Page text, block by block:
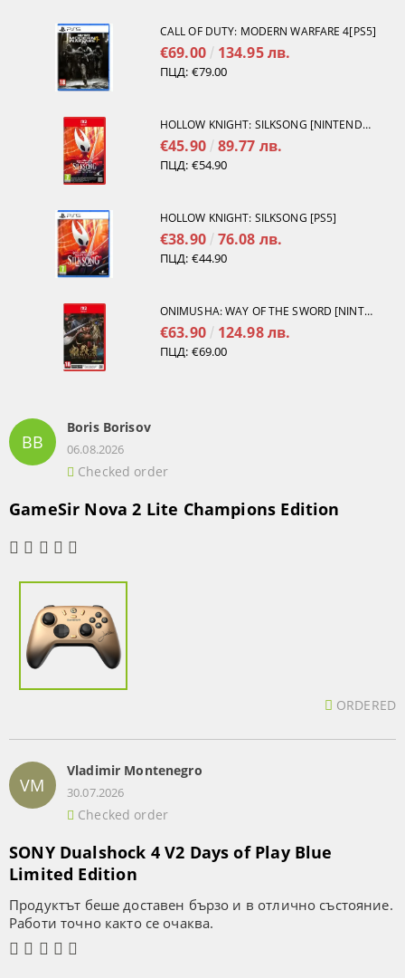
CALL OF DUTY: MODERN WARFARE 4[PS5]
€69.00 134.95 лв.
ПЦД: €79.00
HOLLOW KNIGHT: SILKSONG [NINTENDO SWITCH 2]
€45.90 89.77 лв.
ПЦД: €54.90
HOLLOW KNIGHT: SILKSONG [PS5]
€38.90 76.08 лв.
ПЦД: €44.90
ONIMUSHA: WAY OF THE SWORD [NINTENDO SWITCH 2]
€63.90 124.98 лв.
ПЦД: €69.00
BB
Boris Borisov
06.08.2026
Checked order
GameSir Nova 2 Lite Champions Edition
ORDERED
VM
Vladimir Montenegro
30.07.2026
Checked order
SONY Dualshock 4 V2 Days of Play Blue
Limited Edition
Продуктът беше доставен бързо и в отлично състояние.
Работи точно както се очаква.